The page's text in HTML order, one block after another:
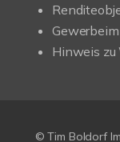
Hinweis zu
© Tim Boldorf